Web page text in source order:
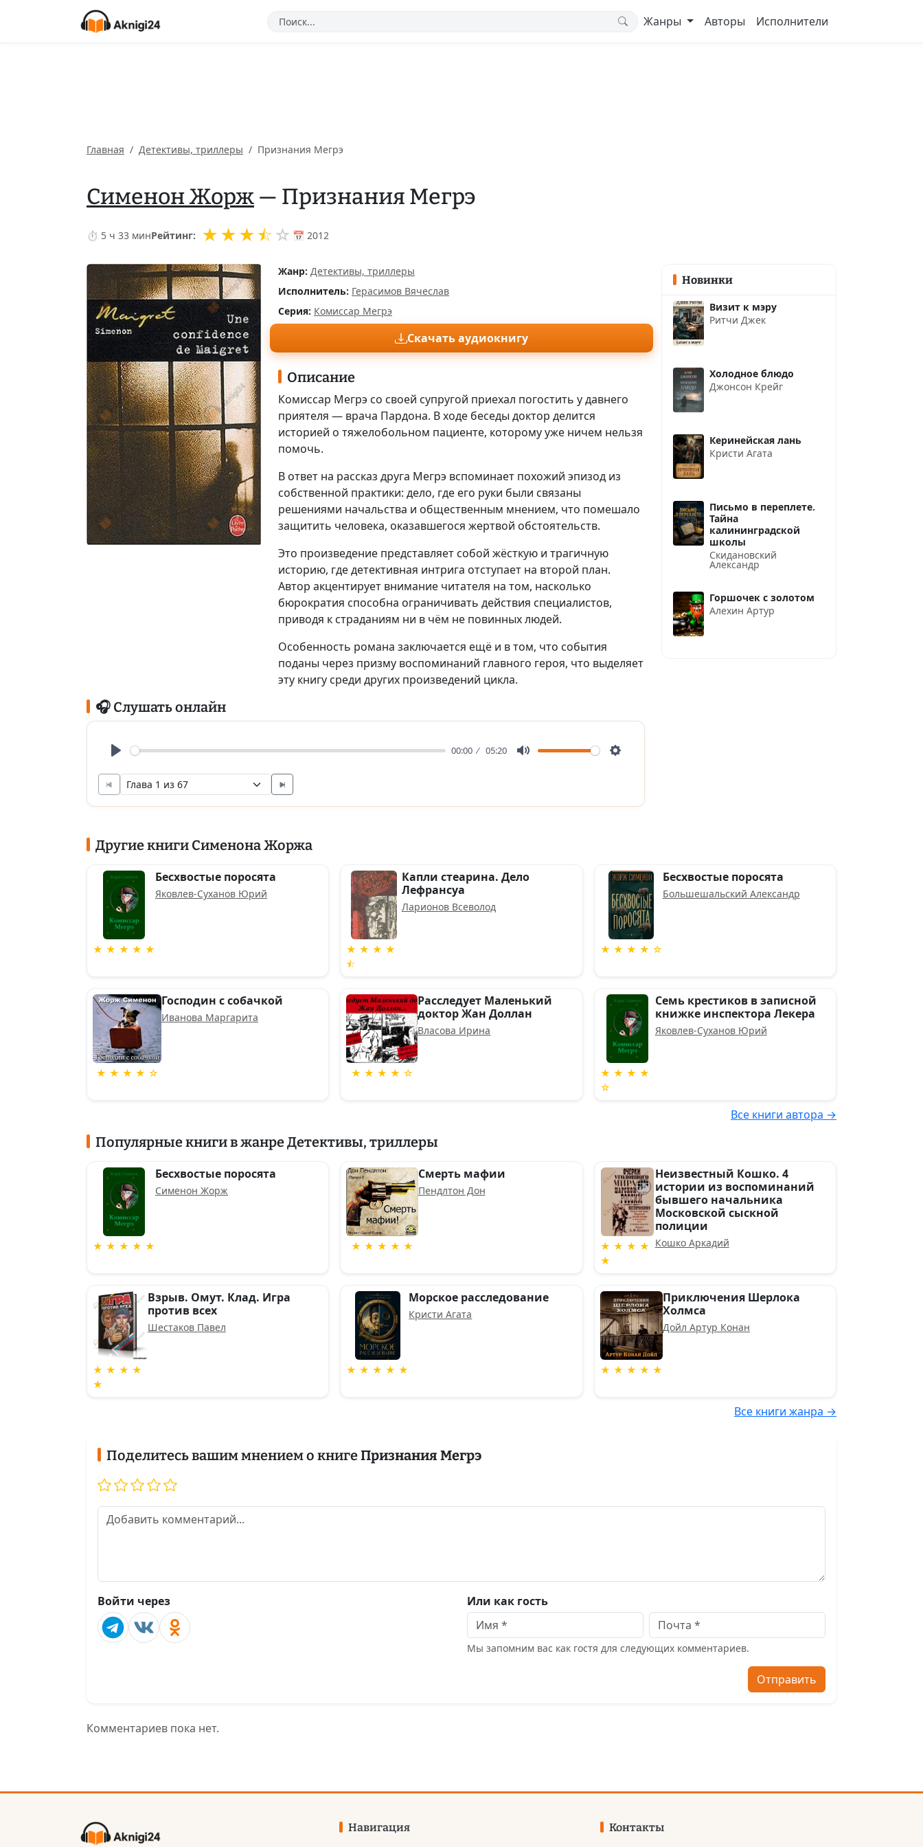
Жанры Авторы Исполнители
Главная Детективы, триллеры Признания Мегрэ
Сименон Жорж — Признания Мегрэ
⏱ 5 ч 33 минРейтинг: ★★★⯪ ☆ 📅 2012
Жанр: Детективы, триллеры
Исполнитель: Герасимов Вячеслав
Серия: Комиссар Мегрэ
Скачать аудиокнигу
Описание
Комиссар Мегрэ со своей супругой приехал погостить у давнего
приятеля — врача Пардона. В ходе беседы доктор делится
историей о тяжелобольном пациенте, которому уже ничем нельзя
помочь.
В ответ на рассказ друга Мегрэ вспоминает похожий эпизод из
собственной практики: дело, где его руки были связаны
решениями начальства и общественным мнением, что помешало
защитить человека, оказавшегося жертвой обстоятельств.
Это произведение представляет собой жёсткую и трагичную
историю, где детективная интрига отступает на второй план.
Автор акцентирует внимание читателя на том, насколько
бюрократия способна ограничивать действия специалистов,
приводя к страданиям ни в чём не повинных людей.
Особенность романа заключается ещё и в том, что события
поданы через призму воспоминаний главного героя, что выделяет
эту книгу среди других произведений цикла.
🎧 Слушать онлайн
00:00 05:20
Новинки
Визит к мэру
Ритчи Джек
Холодное блюдо
Джонсон Крейг
Керинейская лань
Кристи Агата
Письмо в переплете.
Тайна
калининградской
школы
Скидановский
Александр
Горшочек с золотом
Алехин Артур
Другие книги Сименона Жоржа
★ ★ ★ ★ ★
Бесхвостые поросята
Яковлев-Суханов Юрий
★ ★ ★ ★
⯪
Капли стеарина. Дело
Лефрансуа
Ларионов Всеволод
★ ★ ★ ★ ☆
Бесхвостые поросята
Большешальский Александр
★ ★ ★ ★ ☆
Господин с собачкой
Иванова Маргарита
★ ★ ★ ★ ☆
Расследует Маленький
доктор Жан Доллан
Власова Ирина
★ ★ ★ ★
☆
Семь крестиков в записной
книжке инспектора Лекера
Яковлев-Суханов Юрий
Все книги автора →
Популярные книги в жанре Детективы, триллеры
★ ★ ★ ★ ★
Бесхвостые поросята
Сименон Жорж
★ ★ ★ ★ ★
Смерть мафии
Пендлтон Дон
★ ★ ★ ★
★
Неизвестный Кошко. 4
истории из воспоминаний
бывшего начальника
Московской сыскной
полиции
Кошко Аркадий
★ ★ ★ ★
★
Взрыв. Омут. Клад. Игра
против всех
Шестаков Павел
★ ★ ★ ★ ★
Морское расследование
Кристи Агата
★ ★ ★ ★ ★
Приключения Шерлока
Холмса
Дойл Артур Конан
Все книги жанра →
Поделитесь вашим мнением о книгеПризнания Мегрэ
Войти через Или как гость
Мы запомним вас как гостя для следующих комментариев.
Отправить
Комментариев пока нет.
Навигация
Контакты